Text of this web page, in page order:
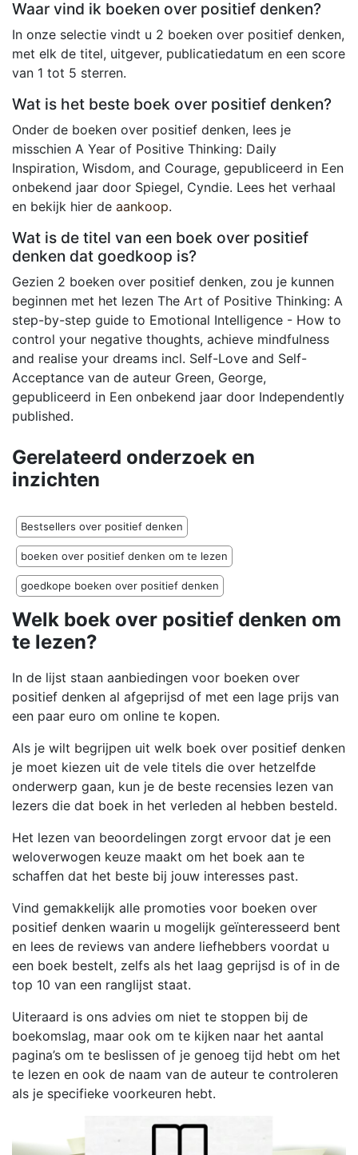
Waar vind ik boeken over positief denken?
In onze selectie vindt u 2 boeken over positief denken,
met elk de titel, uitgever, publicatiedatum en een score
van 1 tot 5 sterren.
Wat is het beste boek over positief denken?
Onder de boeken over positief denken, lees je
misschien A Year of Positive Thinking: Daily
Inspiration, Wisdom, and Courage, gepubliceerd in Een
onbekend jaar door Spiegel, Cyndie. Lees het verhaal
en bekijk hier de aankoop.
Wat is de titel van een boek over positief
denken dat goedkoop is?
Gezien 2 boeken over positief denken, zou je kunnen
beginnen met het lezen The Art of Positive Thinking: A
step-by-step guide to Emotional Intelligence - How to
control your negative thoughts, achieve mindfulness
and realise your dreams incl. Self-Love and Self-
Acceptance van de auteur Green, George,
gepubliceerd in Een onbekend jaar door Independently
published.
Gerelateerd onderzoek en
inzichten
Bestsellers over positief denken
boeken over positief denken om te lezen
goedkope boeken over positief denken
Welk boek over positief denken om
te lezen?
In de lijst staan aanbiedingen voor boeken over
positief denken al afgeprijsd of met een lage prijs van
een paar euro om online te kopen.
Als je wilt begrijpen uit welk boek over positief denken
je moet kiezen uit de vele titels die over hetzelfde
onderwerp gaan, kun je de beste recensies lezen van
lezers die dat boek in het verleden al hebben besteld.
Het lezen van beoordelingen zorgt ervoor dat je een
weloverwogen keuze maakt om het boek aan te
schaffen dat het beste bij jouw interesses past.
Vind gemakkelijk alle promoties voor boeken over
positief denken waarin u mogelijk geïnteresseerd bent
en lees de reviews van andere liefhebbers voordat u
een boek bestelt, zelfs als het laag geprijsd is of in de
top 10 van een ranglijst staat.
Uiteraard is ons advies om niet te stoppen bij de
boekomslag, maar ook om te kijken naar het aantal
pagina’s om te beslissen of je genoeg tijd hebt om het
te lezen en ook de naam van de auteur te controleren
als je specifieke voorkeuren hebt.